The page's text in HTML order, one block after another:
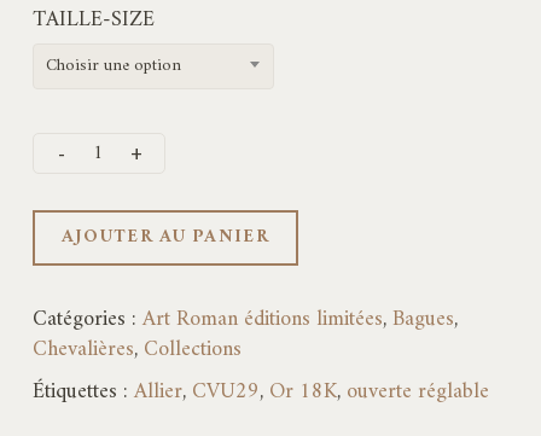
TAILLE-SIZE
Choisir une option
AJOUTER AU PANIER
Catégories :Art Roman éditions limitées,Bagues,
Chevalières,Collections
Étiquettes :Allier,CVU29,Or 18K,ouverte réglable